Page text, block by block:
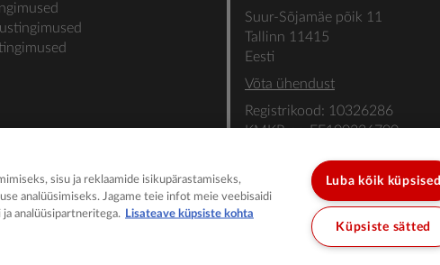
Suur-Sõjamäe põik 11
Tallinn 11415
Eesti
Võta ühendust
Registrikood: 10326286
KMKR nr: EE100336700
SWIFT: EEUHEE2X
sisu ja reklaamide isikupärastamiseks,
analüüsimiseks. Jagame teie infot meie veebisaidi
analüüsipartneritega.
Lisateave küpsiste kohta
Luba kõik küpsised
Küpsiste sätted